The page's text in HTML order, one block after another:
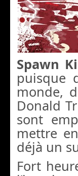
Spawn
puisque
monde,
Donald
sont
mettre
déjà un
Fort